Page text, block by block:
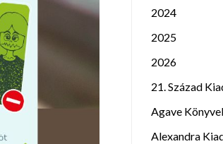
2024
2025
2026
21. Század
Agave
Alexandra